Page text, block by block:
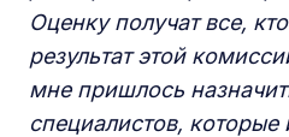
Оценку получат все,
результат этой
мне пришлось
специалистов, которые